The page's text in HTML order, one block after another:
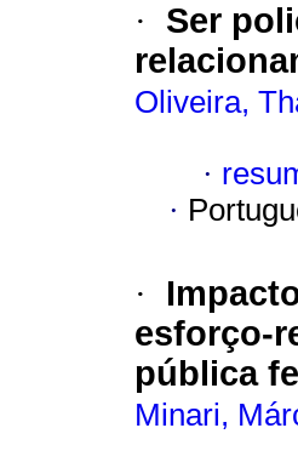
· Ser
Oliveira,
·
·
·
esforço-
pública
Minari,